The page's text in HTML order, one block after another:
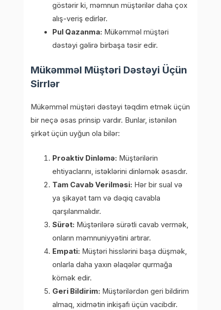
göstərir ki, məmnun müştərilər daha çox
alış-veriş edirlər.
Pul Qazanma: Mükəmməl müştəri
dəstəyi gəlirə birbaşa təsir edir.
Mükəmməl Müştəri Dəstəyi Üçün
Sirrlər
Mükəmməl müştəri dəstəyi təqdim etmək üçün
bir neçə əsas prinsip vardır. Bunlar, istənilən
şirkət üçün uyğun ola bilər:
Proaktiv Dinləmə: Müştərilərin
ehtiyaclarını, istəklərini dinləmək əsasdır.
Tam Cavab Verilməsi: Hər bir sual və
ya şikayət tam və dəqiq cavabla
qarşılanmalıdır.
Sürət: Müştərilərə sürətli cavab vermək,
onların məmnuniyyətini artırar.
Empati: Müştəri hisslərini başa düşmək,
onlarla daha yaxın əlaqələr qurmağa
kömək edir.
Geri Bildirim: Müştərilərdən geri bildirim
almaq, xidmətin inkişafı üçün vacibdir.